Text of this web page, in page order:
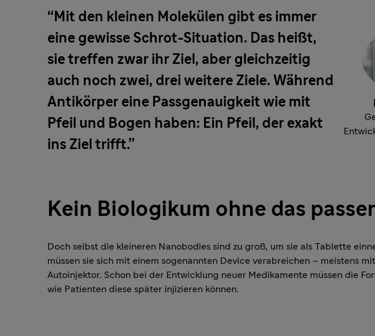
Mit den kleinen Molekülen gibt es immer
eine gewisse Schrot-Situation. Das heißt,
sie treffen zwar ihr Ziel, aber gleichzeitig
auch noch zwei, drei weitere Ziele. Während
Antikörper eine Passgenauigkeit wie mit
Pfeil und Bogen haben: Ein Pfeil, der exakt
ins Ziel trifft.
Kein Biologikum ohne das
Doch selbst die kleineren Nanobodies sind zu groß, um sie als Tablette
müssen sie sich mit einem sogenannten Device verabreichen – meistens
Autoinjektor. Schon bei der Entwicklung neuer Medikamente müssen die
wie Patienten diese später injizieren können.